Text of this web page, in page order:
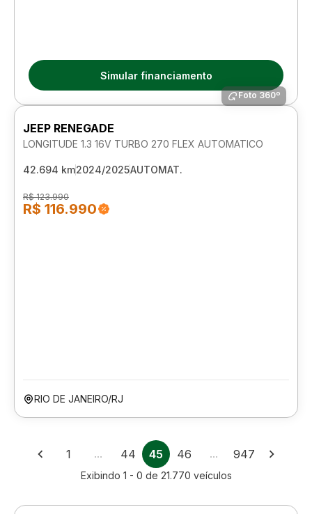
Simular financiamento
Foto 360º
JEEP RENEGADE
LONGITUDE 1.3 16V TURBO 270 FLEX AUTOMATICO
42.694 km2024/2025AUTOMAT.
R$ 123.990
R$ 116.990
RIO DE JANEIRO/RJ
1 … 44 45 46 … 947
Exibindo 1 - 0 de 21.770 veículos